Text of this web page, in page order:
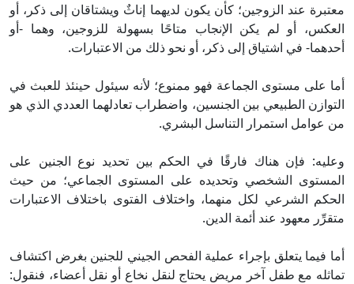
معتبرة عند الزوجين؛ كأن يكون لديهما إناثٌ ويشتاقان إلى ذكر، أو
العكس، أو لم يكن الإنجاب متاحًا بسهولة للزوجين، وهما -أو
أحدهما- في اشتياق إلى ذكر، أو نحو ذلك من الاعتبارات.
أما على مستوى الجماعة فهو ممنوع؛ لأنه سيئول حينئذ للعبث في
التوازن الطبيعي بين الجنسين، واضطراب تعادلهما العددي الذي هو
من عوامل استمرار التناسل البشري.
وعليه: فإن هناك فارقًا في الحكم بين تحديد نوع الجنين على
المستوى الشخصي وتحديده على المستوى الجماعي؛ من حيث
الحكم الشرعي لكل منهما، واختلاف الفتوى باختلاف الاعتبارات
متقرِّر معهود عند أئمة الدين.
أما فيما يتعلق بإجراء عملية الفحص الجيني للجنين بغرض اكتشاف
تماثله مع طفل آخر مريض يحتاج لنقل نخاع أو نقل أعضاء، فنقول: